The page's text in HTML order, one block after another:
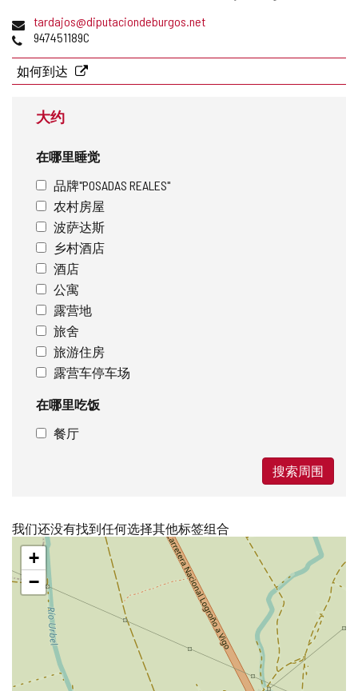
活
动
地
址
电
子
件
地
tardajos@diputaciondeburgos.net
电
947451189C
如何到达
大约
在哪里睡觉
品牌"POSADAS REALES"
农村房屋
波萨达斯
乡村酒店
酒店
公寓
露营地
旅舍
旅游住房
露营车停车场
在哪里吃饭
餐厅
搜索周围
我们还没有找到任何选择其他标签组合
跳
地
图
+
−